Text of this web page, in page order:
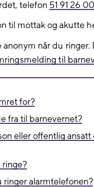
telefon 51 91 26 00
til mottak og akutte
når du ringer.
til
for?
fra til barnevernet?
eller offentlig
ringe?
ringer alarmtelefonen?